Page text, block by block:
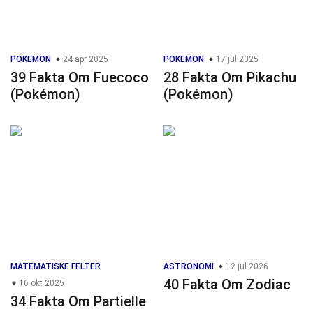
POKEMON 24 apr 2025
39 Fakta Om Fuecoco
(Pokémon)
POKEMON 17 jul 2025
28 Fakta Om Pikachu
(Pokémon)
MATEMATISKE FELTER
16 okt 2025
34 Fakta Om Partielle
ASTRONOMI 12 jul 2026
40 Fakta Om Zodiac